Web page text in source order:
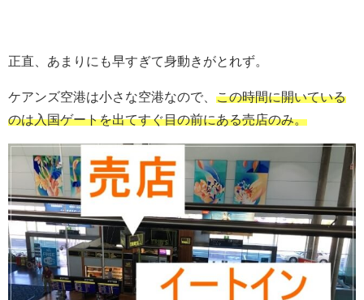
正直、あまりにも早すぎて身動きがとれず。
ケアンズ空港は小さな空港なので、 この時間に開いている
のは入国ゲートを出てすぐ目の前にある売店のみ。